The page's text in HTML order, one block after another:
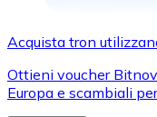
Acquista tron
Ottieni voucher
Europa e scambiali